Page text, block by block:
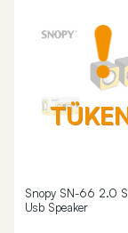
Snopy SN-66 2.0
Usb Speaker